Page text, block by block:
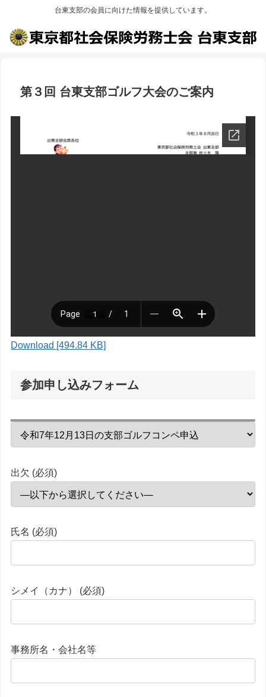
台東支部の会員に向けた情報を提供しています。
第３回 台東支部ゴルフ大会のご案内
Download [494.84 KB]
参加申し込みフォーム
出欠 (必須)
氏名 (必須)
シメイ（カナ） (必須)
事務所名・会社名等